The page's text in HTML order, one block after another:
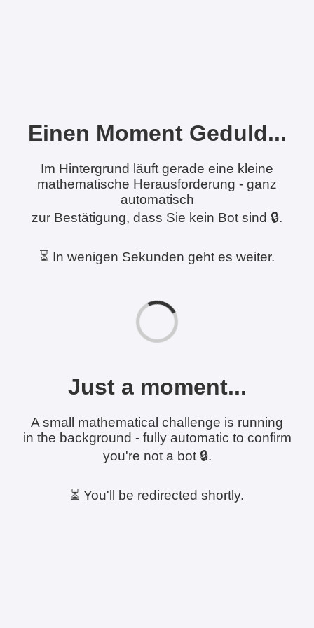
Einen Moment Geduld...
Im Hintergrund läuft gerade eine kleine
mathematische Herausforderung - ganz
automatisch
zur Bestätigung, dass Sie kein Bot sind 🔒.
⏳ In wenigen Sekunden geht es weiter.
Just a moment...
A small mathematical challenge is running
in the background - fully automatic to confirm
you're not a bot 🔒.
⏳ You'll be redirected shortly.